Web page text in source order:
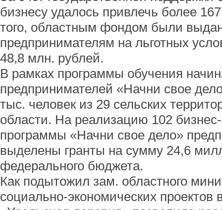
бизнесу удалось привлечь более
того, областным фондом были
предпринимателям на льготных
48,8 млн. рублей.
В рамках программы обучения
предпринимателей «Начни свое
тыс. человек из 29 сельских
области. На реализацию 102
программы «Начни свое дело»
выделены гранты на сумму 24,6
федерального бюджета.
Как подытожил зам. областного
социально-экономических